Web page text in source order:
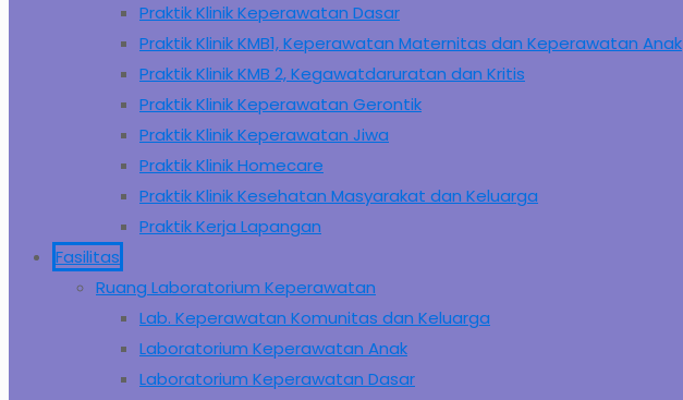
Praktik Klinik Keperawatan Dasar
Praktik Klinik KMB1, Keperawatan Maternitas dan Keperawatan Anak
Praktik Klinik KMB 2, Kegawatdaruratan dan Kritis
Praktik Klinik Keperawatan Gerontik
Praktik Klinik Keperawatan Jiwa
Praktik Klinik Homecare
Praktik Klinik Kesehatan Masyarakat dan Keluarga
Praktik Kerja Lapangan
Fasilitas
Ruang Laboratorium Keperawatan
Lab. Keperawatan Komunitas dan Keluarga
Laboratorium Keperawatan Anak
Laboratorium Keperawatan Dasar